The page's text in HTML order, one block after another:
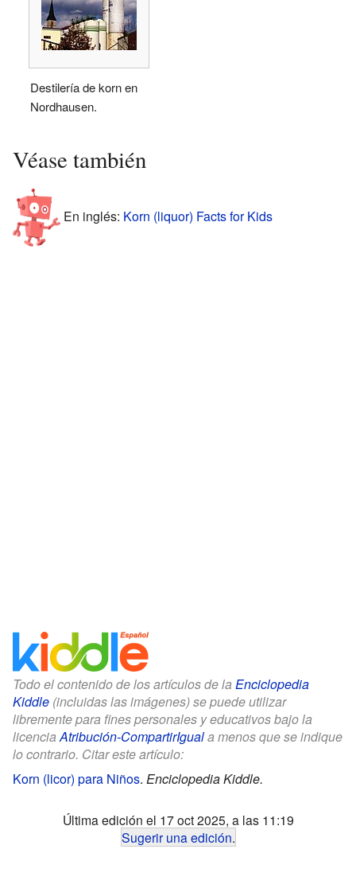
Destilería de korn en
Nordhausen.
Véase también
En inglés: Korn (liquor) Facts for Kids
Todo el contenido de los artículos de la Enciclopedia
Kiddle (incluidas las imágenes) se puede utilizar
libremente para fines personales y educativos bajo la
licencia Atribución-CompartirIguala menos que se indique
lo contrario. Citar este artículo:
Korn (licor) para Niños. Enciclopedia Kiddle.
Última edición el 17 oct 2025, a las 11:19
Sugerir una edición.